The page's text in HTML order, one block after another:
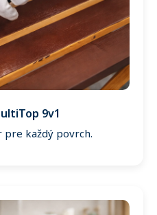
9v1
pre každý povrch.